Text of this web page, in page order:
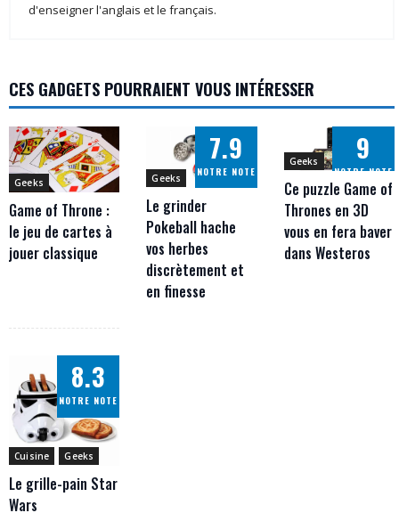
d'enseigner l'anglais et le français.
CES GADGETS POURRAIENT VOUS INTÉRESSER
Geeks
Game of Throne :
le jeu de cartes à
jouer classique
7.9
NOTRE NOTE
Geeks
Le grinder
Pokeball hache
vos herbes
discrètement et
en finesse
9
NOTRE NOTE
Geeks
Ce puzzle Game of
Thrones en 3D
vous en fera baver
dans Westeros
8.3
NOTRE NOTE
Cuisine Geeks
Le grille-pain Star
Wars